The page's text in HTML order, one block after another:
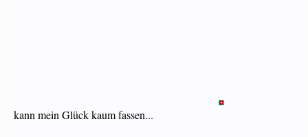
kann mein Glück kaum fassen...